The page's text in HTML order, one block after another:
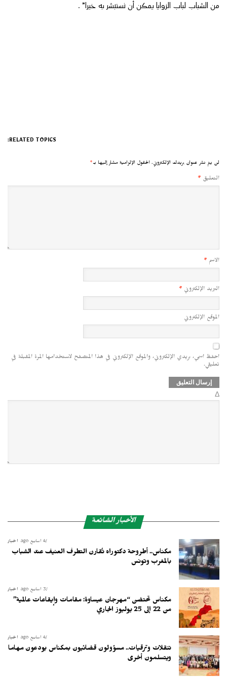
من الشباب لباب الزوايا يمكن أن نستبشر به خيرا” .
RELATED TOPICS:
لن يتم نشر عنوان بريدك الإلكتروني. الحقول الإلزامية مشار إليها بـ*
التعليق *
الاسم *
البريد الإلكتروني *
الموقع الإلكتروني
احفظ اسمي، بريدي الإلكتروني، والموقع الإلكتروني في هذا المتصفح لاستخدامها المرة المقبلة في
تعليقي.
Δ
الأخبار الشائعة
أخبار 4 أسابيع ago
مكناس.. أطروحة دكتوراه تُقارن التطرف العنيف عند الشباب
بالمغرب وتونس
أخبار 3 أسابيع ago
مكناس تحتضن “مهرجان عيساوة: مقامات وإيقاعات عالمية”
من 22 إلى 25 يوليوز الجاري
أخبار 4 أسابيع ago
تنقلات وترقيات.. مسؤولون قضائيون بمكناس يودعون مهاما
ويتسلمون أخرى